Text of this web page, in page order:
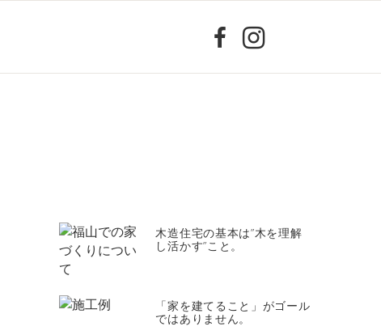
木造住宅の基本は”木を理解
し活かす”こと。
「家を建てること」がゴール
ではありません。